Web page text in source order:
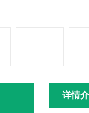
详情